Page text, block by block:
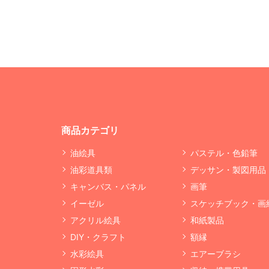
商品カテゴリ
油絵具
油彩道具類
キャンバス・パネル
イーゼル
アクリル絵具
DIY・クラフト
水彩絵具
パステル・色鉛筆
デッサン・製図用品
画筆
スケッチブック・画
和紙製品
額縁
エアーブラシ